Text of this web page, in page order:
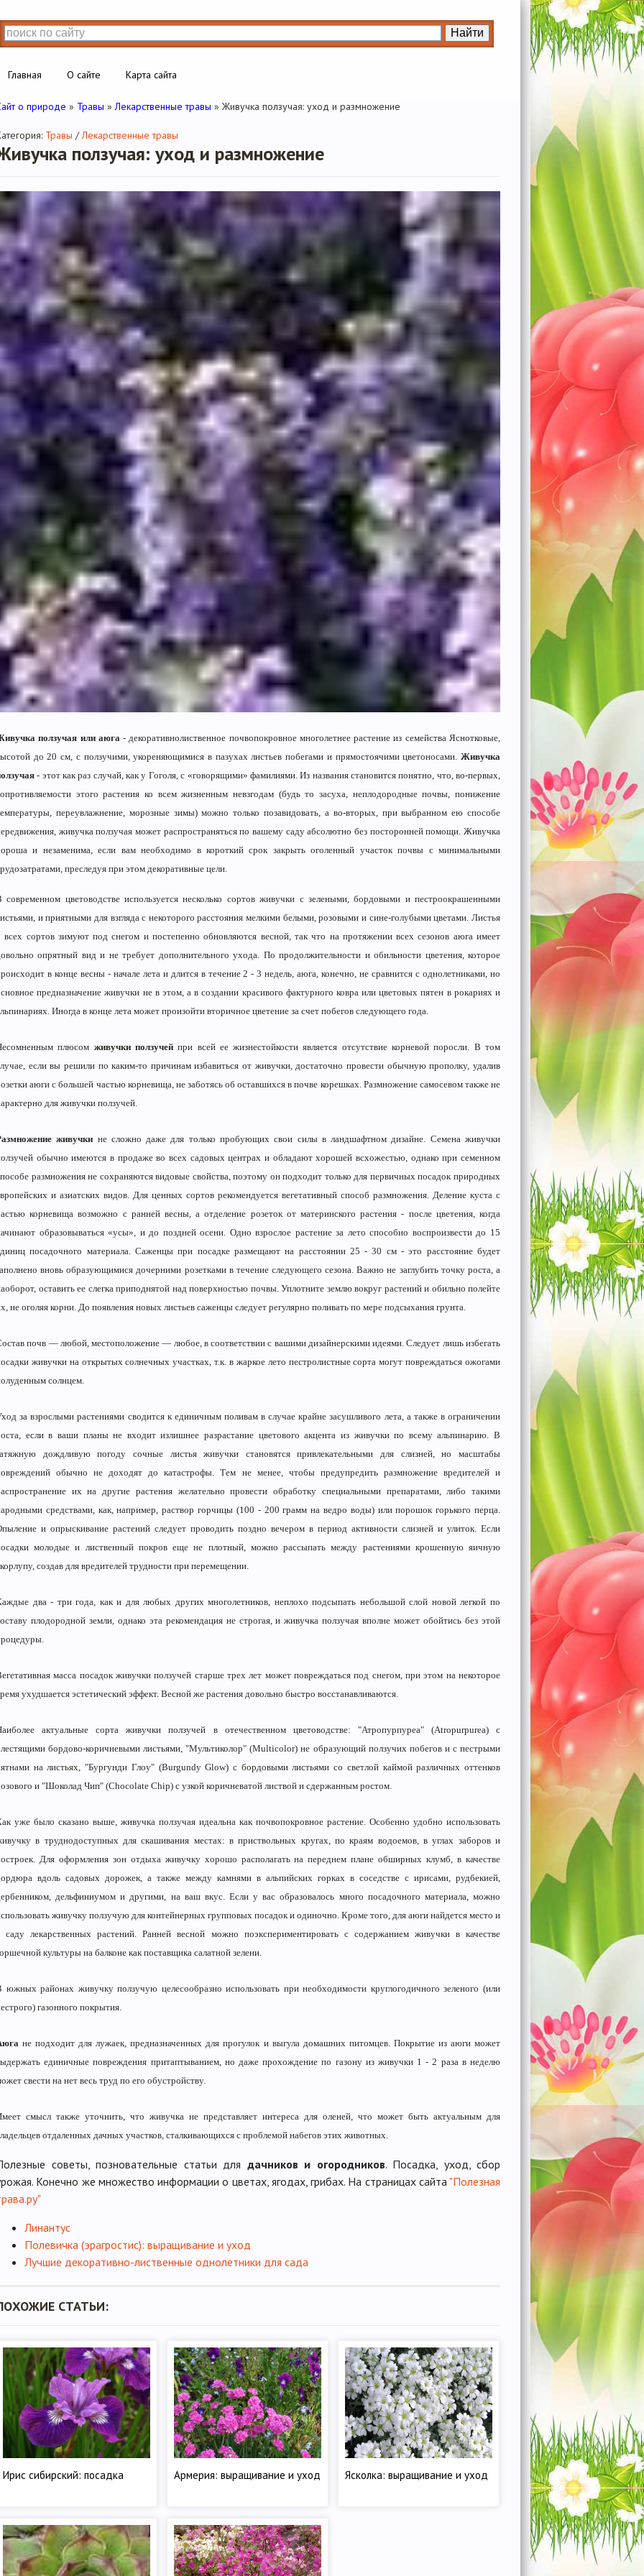
Главная О сайте Карта сайта
о природе » Травы »Лекарственные травы » Живучка ползучая: уход и размножение
Травы /Лекарственные травы
ползучая: уход и размножение
ползучая или аюга - декоративнолиственное почвопокровное многолетнее растение из семейства Яснотковые,
до 20 см, с ползучими, укореняющимися в пазухах листьев побегами и прямостоячими цветоносами. Живучка
- этот как раз случай, как у Гоголя, с «говорящими» фамилиями. Из названия становится понятно, что, во-первых,
этого растения ко всем жизненным невзгодам (будь то засуха, неплодородные почвы, понижение
переувлажнение, морозные зимы) можно только позавидовать, а во-вторых, при выбранном ею способе
живучка ползучая может распространяться по вашему саду абсолютно без посторонней помощи. Живучка
и незаменима, если вам необходимо в короткий срок закрыть оголенный участок почвы с минимальными
преследуя при этом декоративные цели.
современном цветоводстве используется несколько сортов живучки с зелеными, бордовыми и пестроокрашенными
и приятными для взгляда с некоторого расстояния мелкими белыми, розовыми и сине-голубыми цветами. Листья
всех сортов зимуют под снегом и постепенно обновляются весной, так что на протяжении всех сезонов аюга имеет
опрятный вид и не требует дополнительного ухода. По продолжительности и обильности цветения, которое
в конце весны - начале лета и длится в течение 2 - 3 недель, аюга, конечно, не сравнится с однолетниками, но
предназначение живучки не в этом, а в создании красивого фактурного ковра или цветовых пятен в рокариях и
Иногда в конце лета может произойти вторичное цветение за счет побегов следующего года.
плюсом живучки ползучейпри всей ее жизнестойкости является отсутствие корневой поросли. В том
если вы решили по каким-то причинам избавиться от живучки, достаточно провести обычную прополку, удалив
аюги с большей частью корневища, не заботясь об оставшихся в почве корешках. Размножение самосевом также не
для живучки ползучей.
живучки не сложно даже для только пробующих свои силы в ландшафтном дизайне. Семена живучки
обычно имеются в продаже во всех садовых центрах и обладают хорошей всхожестью, однако при семенном
размножения не сохраняются видовые свойства, поэтому он подходит только для первичных посадок природных
и азиатских видов. Для ценных сортов рекомендуется вегетативный способ размножения. Деление куста с
корневища возможно с ранней весны, а отделение розеток от материнского растения - после цветения, когда
образовываться «усы», и до поздней осени. Одно взрослое растение за лето способно воспроизвести до 15
посадочного материала. Саженцы при посадке размещают на расстоянии 25 - 30 см - это расстояние будет
вновь образующимися дочерними розетками в течение следующего сезона. Важно не заглубить точку роста, а
оставить ее слегка приподнятой над поверхностью почвы. Уплотните землю вокруг растений и обильно полейте
не оголяя корни. До появления новых листьев саженцы следует регулярно поливать по мере подсыхания грунта.
почв — любой, местоположение — любое, в соответствии с вашими дизайнерскими идеями. Следует лишь избегать
живучки на открытых солнечных участках, т.к. в жаркое лето пестролистные сорта могут повреждаться ожогами
солнцем.
за взрослыми растениями сводится к единичным поливам в случае крайне засушливого лета, а также в ограничении
если в ваши планы не входит излишнее разрастание цветового акцента из живучки по всему альпинарию. В
дождливую погоду сочные листья живучки становятся привлекательными для слизней, но масштабы
обычно не доходят до катастрофы. Тем не менее, чтобы предупредить размножение вредителей и
их на другие растения желательно провести обработку специальными препаратами, либо такими
средствами, как, например, раствор горчицы (100 - 200 грамм на ведро воды) или порошок горького перца.
и опрыскивание растений следует проводить поздно вечером в период активности слизней и улиток. Если
молодые и лиственный покров еще не плотный, можно рассыпать между растениями крошенную яичную
создав для вредителей трудности при перемещении.
два - три года, как и для любых других многолетников, неплохо подсыпать небольшой слой новой легкой по
плодородной земли, однако эта рекомендация не строгая, и живучка ползучая вполне может обойтись без этой
масса посадок живучки ползучей старше трех лет может повреждаться под снегом, при этом на некоторое
ухудшается эстетический эффект. Весной же растения довольно быстро восстанавливаются.
актуальные сорта живучки ползучей в отечественном цветоводстве: "Атропурпуреа" (Atropurpurea) с
бордово-коричневыми листьями, "Мультиколор" (Multicolor) не образующий ползучих побегов и с пестрыми
на листьях, "Бургунди Глоу" (Burgundy Glow) с бордовыми листьями со светлой каймой различных оттенков
и "Шоколад Чип" (Chocolate Chip) с узкой коричневатой листвой и сдержанным ростом.
уже было сказано выше, живучка ползучая идеальна как почвопокровное растение. Особенно удобно использовать
в труднодоступных для скашивания местах: в приствольных кругах, по краям водоемов, в углах заборов и
Для оформления зон отдыха живучку хорошо располагать на переднем плане обширных клумб, в качестве
вдоль садовых дорожек, а также между камнями в альпийских горках в соседстве с ирисами, рудбекией,
дельфиниумом и другими, на ваш вкус. Если у вас образовалось много посадочного материала, можно
живучку ползучую для контейнерных групповых посадок и одиночно. Кроме того, для аюги найдется место и
саду лекарственных растений. Ранней весной можно поэкспериментировать с содержанием живучки в качестве
культуры на балконе как поставщика салатной зелени.
южных районах живучку ползучую целесообразно использовать при необходимости круглогодичного зеленого (или
газонного покрытия.
не подходит для лужаек, предназначенных для прогулок и выгула домашних питомцев. Покрытие из аюги может
единичные повреждения притаптыванием, но даже прохождение по газону из живучки 1 - 2 раза в неделю
свести на нет весь труд по его обустройству.
смысл также уточнить, что живучка не представляет интереса для оленей, что может быть актуальным для
отдаленных дачных участков, сталкивающихся с проблемой набегов этих животных.
советы, позновательные статьи для дачников и огородников. Посадка, уход, сбор
Конечно же множество информации о цветах, ягодах, грибах. На страницах сайта "Полезная
Линантус
Полевичка (эрагростис): выращивание и уход
Лучшие декоративно-лиственные однолетники для сада
СТАТЬИ:
Ирис сибирский: посадка Армерия: выращивание и уход Ясколка: выращивание и уход